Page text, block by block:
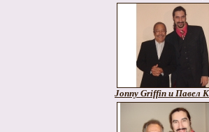
Jonny Griffin и Павел